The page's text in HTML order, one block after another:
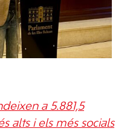
a 5.881,5
alts i els més socials